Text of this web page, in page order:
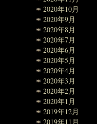
2020年10月
2020年9月
2020年8月
2020年7月
2020年6月
2020年5月
2020年4月
2020年3月
2020年2月
2020年1月
2019年12月
2019年11月